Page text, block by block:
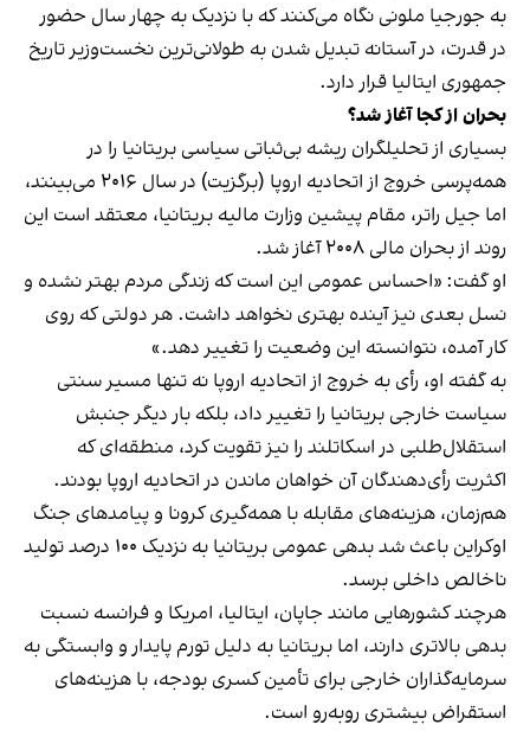
به جورجیا ملونی نگاه می‌کنند که با نزدیک به چهار سال حضور
در قدرت، در آستانه تبدیل شدن به طولانی‌ترین نخست‌وزیر تاریخ
جمهوری ایتالیا قرار دارد.
بحران از کجا آغاز شد؟
بسیاری از تحلیلگران ریشه بی‌ثباتی سیاسی بریتانیا را در
همه‌پرسی خروج از اتحادیه اروپا (برگزیت) در سال ۲۰۱۶ می‌بینند،
اما جیل راتر، مقام پیشین وزارت مالیه بریتانیا، معتقد است این
روند از بحران مالی ۲۰۰۸ آغاز شد.
او گفت: «احساس عمومی این است که زندگی مردم بهتر نشده و
نسل بعدی نیز آینده بهتری نخواهد داشت. هر دولتی که روی
کار آمده، نتوانسته این وضعیت را تغییر دهد.»
به گفته او، رأی به خروج از اتحادیه اروپا نه تنها مسیر سنتی
سیاست خارجی بریتانیا را تغییر داد، بلکه بار دیگر جنبش
استقلال‌طلبی در اسکاتلند را نیز تقویت کرد، منطقه‌ای که
اکثریت رأی‌دهندگان آن خواهان ماندن در اتحادیه اروپا بودند.
هم‌زمان، هزینه‌های مقابله با همه‌گیری کرونا و پیامدهای جنگ
اوکراین باعث شد بدهی عمومی بریتانیا به نزدیک ۱۰۰ درصد تولید
ناخالص داخلی برسد.
هرچند کشورهایی مانند جاپان، ایتالیا، امریکا و فرانسه نسبت
بدهی بالاتری دارند، اما بریتانیا به دلیل تورم پایدار و وابستگی به
سرمایه‌گذاران خارجی برای تأمین کسری بودجه، با هزینه‌های
استقراض بیشتری روبه‌رو است.